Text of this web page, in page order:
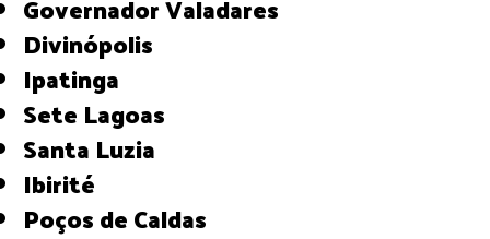
Governador Valadares
Divinópolis
Ipatinga
Sete Lagoas
Santa Luzia
Ibirité
Poços de Caldas